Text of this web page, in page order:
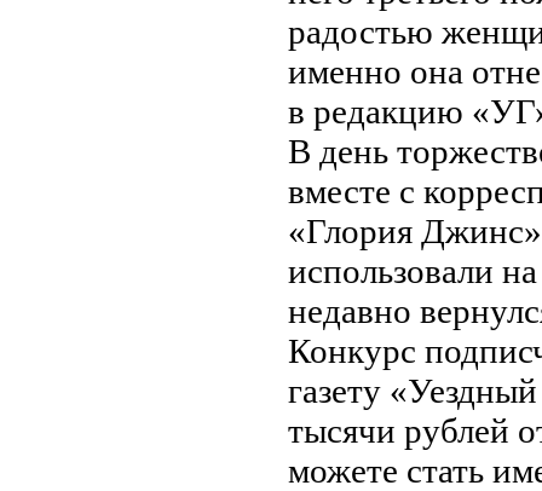
радостью
именно она
в редакцию
В день
вместе с
«Глория
использовали
недавно
Конкурс
газету
тысячи рублей
можете стать